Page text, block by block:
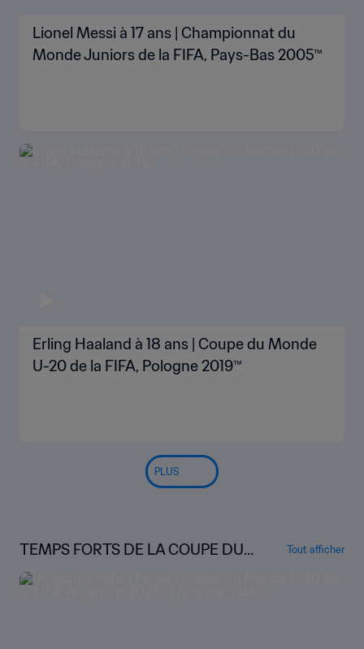
Lionel Messi à 17 ans | Championnat du
Monde Juniors de la FIFA, Pays-Bas 2005™
Erling Haaland à 18 ans | Coupe du Monde
U-20 de la FIFA, Pologne 2019™
PLUS
TEMPS FORTS DE LA COUPE DU
MONDE U-20 DE LA FIFA, ARGENT
INE 2023™
Tout afficher